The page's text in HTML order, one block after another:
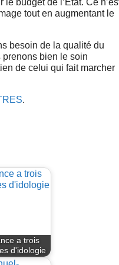
tout en augmentant le
besoin de la qualité du
prenons bien le soin
de celui qui fait marcher
.
a trois
d'idologie